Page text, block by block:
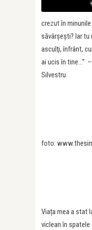
crezut în
săvârşeşti? Iar tu
asculţi, înfrânt,
ai ucis în tine…”
Silvestru
foto:
Viața mea a stat
viclean în spatele